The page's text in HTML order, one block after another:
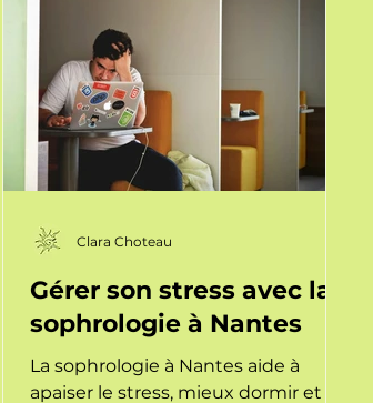
Gérer son stress avec la
sophrologie à Nantes
La sophrologie à Nantes aide à
apaiser le stress, mieux dormir et
Clara Choteau